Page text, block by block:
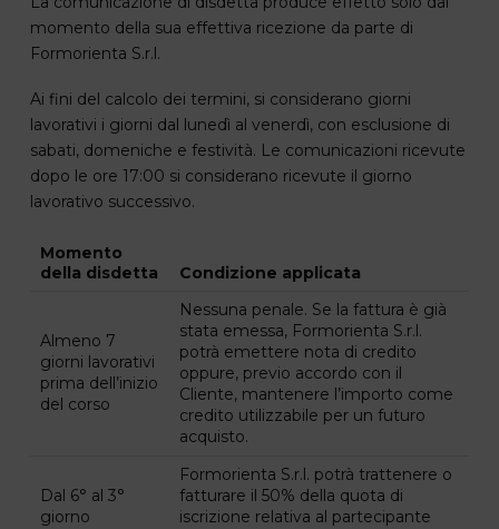
momento della sua effettiva ricezione da parte di
Formorienta S.r.l.
Ai fini del calcolo dei termini, si considerano giorni
lavorativi i giorni dal lunedì al venerdì, con esclusione di
sabati, domeniche e festività. Le comunicazioni ricevute
dopo le ore 17:00 si considerano ricevute il giorno
lavorativo successivo.
Momento
della disdetta
Condizione applicata
Almeno 7
giorni lavorativi
prima dell’inizio
del corso
Nessuna penale. Se la fattura è già
stata emessa, Formorienta S.r.l.
potrà emettere nota di credito
oppure, previo accordo con il
Cliente, mantenere l’importo come
credito utilizzabile per un futuro
acquisto.
Dal 6° al 3°
giorno
Formorienta S.r.l. potrà trattenere o
fatturare il 50% della quota di
iscrizione relativa al partecipante